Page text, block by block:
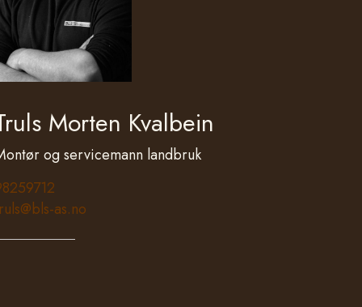
Morten Kvalbein
og servicemann landbruk
as.no